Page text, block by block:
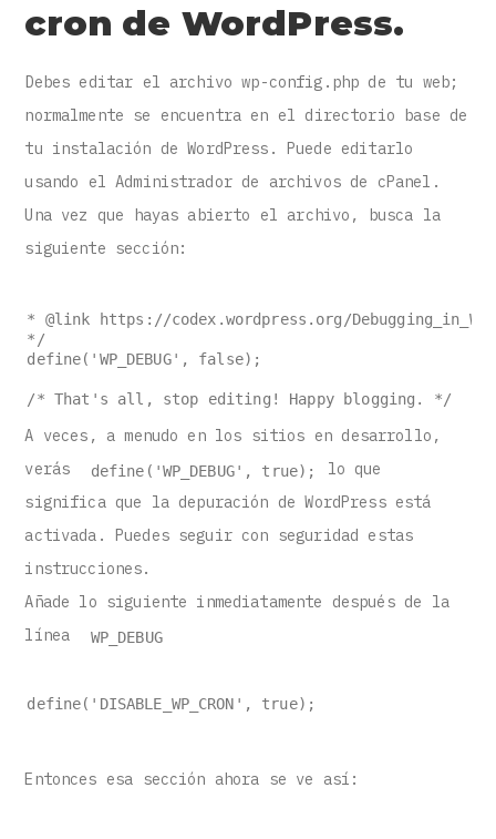
cron de WordPress.
Debes editar el archivo wp-config.php de tu web;
normalmente se encuentra en el directorio base de
tu instalación de WordPress. Puede editarlo
usando el Administrador de archivos de cPanel.
Una vez que hayas abierto el archivo, busca la
siguiente sección:
* @link https://codex.wordpress.org/
*/
define('WP_DEBUG', false);
/* That's all, stop editing! Happy blogging. */
A veces, a menudo en los sitios en desarrollo,
verás
define('WP_DEBUG', true);
lo que
significa que la depuración de WordPress está
activada. Puedes seguir con seguridad estas
instrucciones.
Añade lo siguiente inmediatamente después de la
línea
WP_DEBUG
define('DISABLE_WP_CRON', true);
Entonces esa sección ahora se ve así: